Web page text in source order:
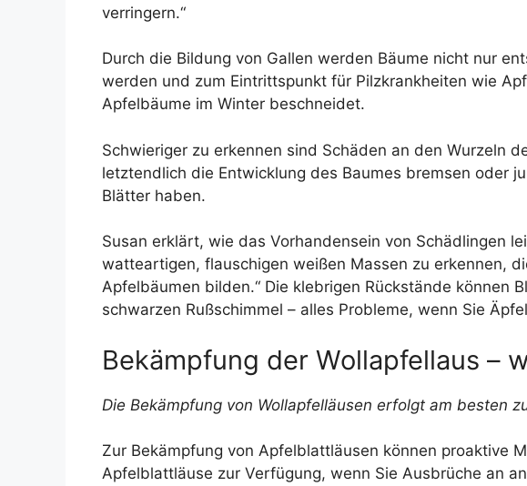
verringern.“
Durch die Bildung von Gallen werden Bäume nicht nur
werden und zum Eintrittspunkt für Pilzkrankheiten wie
Apfelbäume im Winter beschneidet.
Schwieriger zu erkennen sind Schäden an den Wurzeln
letztendlich die Entwicklung des Baumes bremsen oder
Blätter haben.
Susan erklärt, wie das Vorhandensein von Schädlingen
watteartigen, flauschigen weißen Massen zu erkennen,
Apfelbäumen bilden.“ Die klebrigen Rückstände können
schwarzen Rußschimmel – alles Probleme, wenn Sie
Bekämpfung der Wollapfellaus –
Die Bekämpfung von Wollapfelläusen erfolgt am besten
Zur Bekämpfung von Apfelblattläusen können proaktive
Apfelblattläuse zur Verfügung, wenn Sie Ausbrüche an